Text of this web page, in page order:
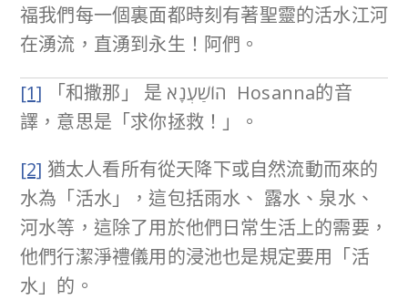
福我們每一個裏面都時刻有著聖靈的活水江河
在湧流，直湧到永生！阿們。
[1] 「和撒那」 是 הוֹשַׁעְנָא Hosanna的音
譯，意思是「求你拯救！」。
[2] 猶太人看所有從天降下或自然流動而來的
水為「活水」，這包括雨水、 露水、泉水、
河水等，這除了用於他們日常生活上的需要，
他們行潔淨禮儀用的浸池也是規定要用「活
水」的。